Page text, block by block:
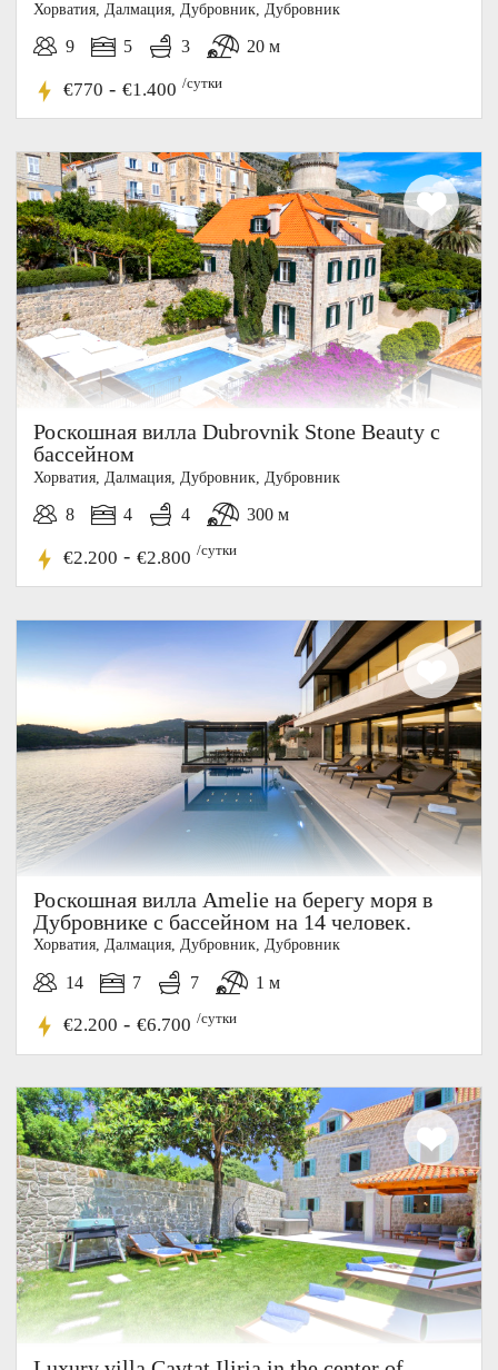
Хорватия, Далмация, Дубровник, Дубровник
9 5 3 20 м
€770 - €1.400 /сутки
Роскошная вилла Dubrovnik Stone Beauty с
бассейном
Хорватия, Далмация, Дубровник, Дубровник
8 4 4 300 м
€2.200 - €2.800 /сутки
Роскошная вилла Amelie на берегу моря в
Дубровнике с бассейном на 14 человек.
Хорватия, Далмация, Дубровник, Дубровник
14 7 7 1 м
€2.200 - €6.700 /сутки